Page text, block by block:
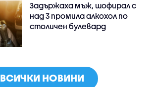
Задържаха мъж, шофирал с
над 3 промила алкохол по
столичен булевард
ВСИЧКИ НОВИНИ